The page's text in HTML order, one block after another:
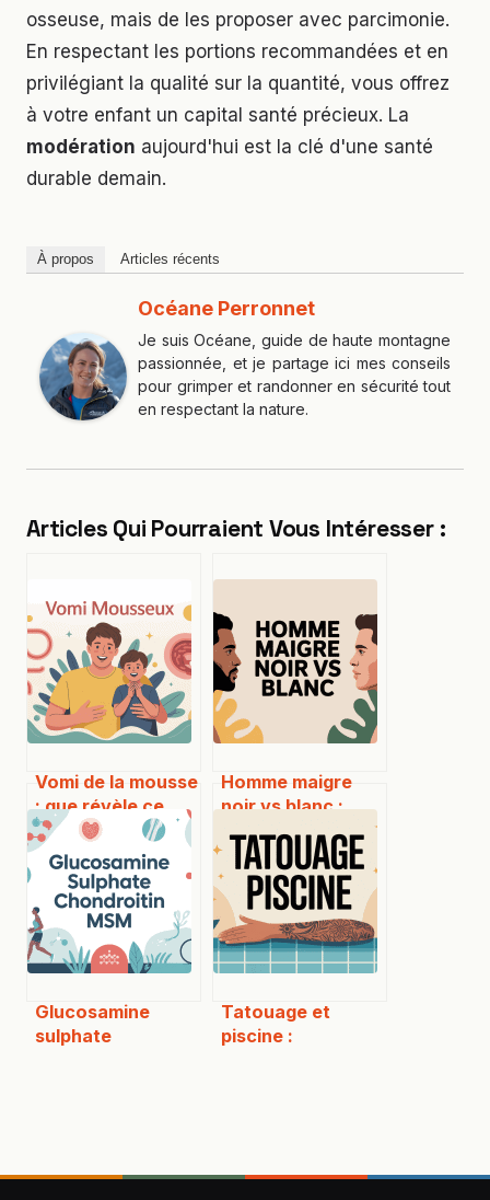
osseuse, mais de les proposer avec parcimonie.
En respectant les portions recommandées et en
privilégiant la qualité sur la quantité, vous offrez
à votre enfant un capital santé précieux. La
modération aujourd'hui est la clé d'une santé
durable demain.
À propos Articles récents
Océane Perronnet
Je suis Océane, guide de haute montagne
passionnée, et je partage ici mes conseils
pour grimper et randonner en sécurité tout
en respectant la nature.
Articles Qui Pourraient Vous Intéresser :
Vomi de la mousse
: que révèle ce
symptôme et que
faire ?
Homme maigre
noir vs blanc :
comprendre les
différences sans
clichés
Glucosamine
sulphate
Tatouage et
piscine :